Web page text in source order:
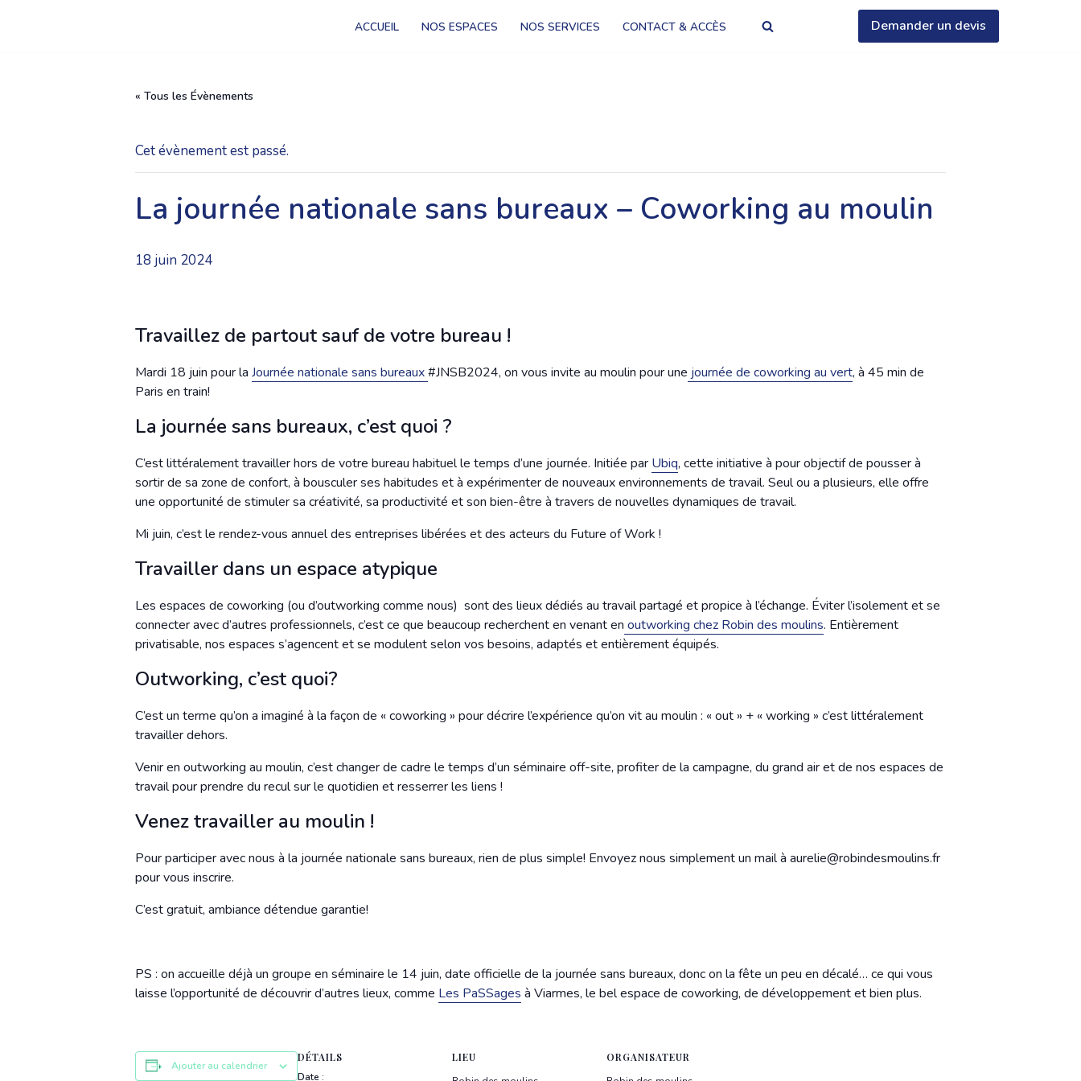
ACCUEIL NOS ESPACES NOS SERVICES CONTACT & ACCÈS Demander un devis
« Tous les Évènements
Cet évènement est passé.
La journée nationale sans bureaux – Coworking au moulin
18 juin 2024
Travaillez de partout sauf de votre bureau !
Mardi 18 juin pour la Journée nationale sans bureaux#JNSB2024, on vous invite au moulin pour une journée de coworking au vert, à 45 min de
Paris en train!
La journée sans bureaux, c’est quoi ?
C’est littéralement travailler hors de votre bureau habituel le temps d’une journée. Initiée par Ubiq, cette initiative à pour objectif de pousser à
sortir de sa zone de confort, à bousculer ses habitudes et à expérimenter de nouveaux environnements de travail. Seul ou a plusieurs, elle offre
une opportunité de stimuler sa créativité, sa productivité et son bien-être à travers de nouvelles dynamiques de travail.
Mi juin, c’est le rendez-vous annuel des entreprises libérées et des acteurs du Future of Work !
Travailler dans un espace atypique
Les espaces de coworking (ou d’outworking comme nous) sont des lieux dédiés au travail partagé et propice à l’échange. Éviter l’isolement et se
connecter avec d’autres professionnels, c’est ce que beaucoup recherchent en venant en outworking chez Robin des moulins. Entièrement
privatisable, nos espaces s’agencent et se modulent selon vos besoins, adaptés et entièrement équipés.
Outworking, c’est quoi?
C’est un terme qu’on a imaginé à la façon de « coworking » pour décrire l’expérience qu’on vit au moulin : « out » + « working » c’est littéralement
travailler dehors.
Venir en outworking au moulin, c’est changer de cadre le temps d’un séminaire off-site, profiter de la campagne, du grand air et de nos espaces de
travail pour prendre du recul sur le quotidien et resserrer les liens !
Venez travailler au moulin !
Pour participer avec nous à la journée nationale sans bureaux, rien de plus simple! Envoyez nous simplement un mail à aurelie@robindesmoulins.fr
pour vous inscrire.
C’est gratuit, ambiance détendue garantie!
PS : on accueille déjà un groupe en séminaire le 14 juin, date officielle de la journée sans bureaux, donc on la fête un peu en décalé… ce qui vous
laisse l’opportunité de découvrir d’autres lieux, comme Les PaSSages à Viarmes, le bel espace de coworking, de développement et bien plus.
Ajouter au calendrier
DÉTAILS
Date :
LIEU
ORGANISATEUR